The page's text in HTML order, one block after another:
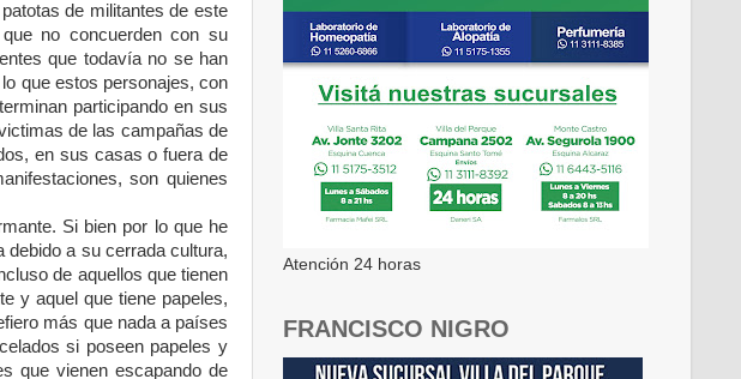
de militantes de este
no concuerden con su
que todavía no se han
que estos personajes, con
participando en sus
de las campañas de
en sus casas o fuera de
son quienes
Si bien por lo que he
a su cerrada cultura,
de aquellos que tienen
y aquel que tiene papeles,
más que nada a países
si poseen papeles y
que vienen escapando de
Atención 24 horas
FRANCISCO NIGRO